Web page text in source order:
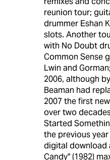
reunion tour;
drummer Eshan
slots. Another
with No Doubt
Common Sense
Lwin and
2006, although
Beaman had
2007 the first
over two
Started
the previous
digital download
Candy" (1982)